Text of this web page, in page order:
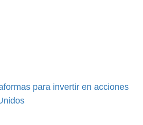
para invertir en acciones